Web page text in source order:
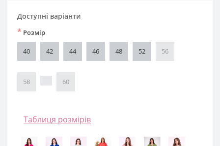
Доступні варіанти
* Розмір
40 42 44 46 48 52 56
58 60
Таблиця розмірів